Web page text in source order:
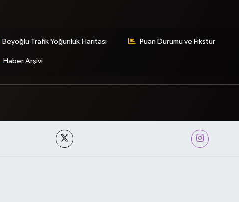
Beyoğlu Trafik Yoğunluk Haritası Puan Durumu ve Fikstür
Haber Arşivi